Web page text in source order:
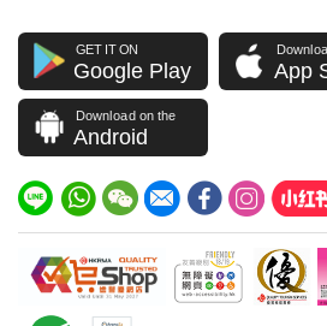
GET IT ON
Google Play App
Download on the
Android